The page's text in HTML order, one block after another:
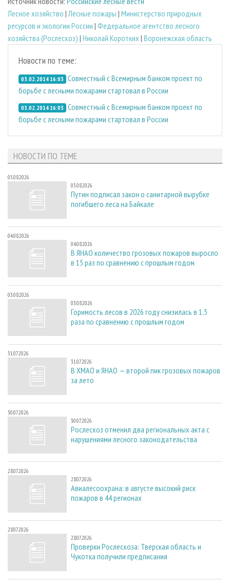
Лесное хозяйство |Лесные пожары | Министерство природных
ресурсов и экологии России | Федеральное агентство лесного
хозяйства (Рослесхоз) | Николай Коротких | Воронежская область
Новости по теме:
03.02.2014 16:03 Совместный с Всемирным банком проект по
борьбе с лесными пожарами стартовал в России
03.02.2014 16:03 Совместный с Всемирным банком проект по
борьбе с лесными пожарами стартовал в России
НОВОСТИ ПО ТЕМЕ
05.08.2026
05.08.2026
Путин подписал закон о санитарной вырубке
погибшего леса на Байкале
04.08.2026
04.08.2026
В ЯНАО количество грозовых пожаров выросло
в 15 раз по сравнению с прошлым годом
03.08.2026
03.08.2026
Горимость лесов в 2026 году снизилась в 1,5
раза по сравнению с прошлым годом
31.07.2026
31.07.2026
В ХМАО и ЯНАО — второй пик грозовых пожаров
за лето
30.07.2026
30.07.2026
Рослесхоз отменил два региональных акта с
нарушениями лесного законодательства
28.07.2026
28.07.2026
Авиалесоохрана: в августе высокий риск
пожаров в 44 регионах
28.07.2026
28.07.2026
Проверки Рослесхоза: Тверская область и
Чукотка получили предписания